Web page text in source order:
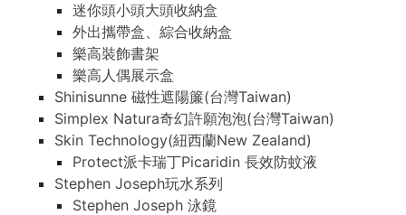
迷你頭小頭大頭收納盒
外出攜帶盒、綜合收納盒
樂高裝飾書架
樂高人偶展示盒
Shinisunne 磁性遮陽簾(台灣Taiwan)
Simplex Natura奇幻許願泡泡(台灣Taiwan)
Skin Technology(紐西蘭New Zealand)
Protect派卡瑞丁Picaridin 長效防蚊液
Stephen Joseph玩水系列
Stephen Joseph 泳鏡